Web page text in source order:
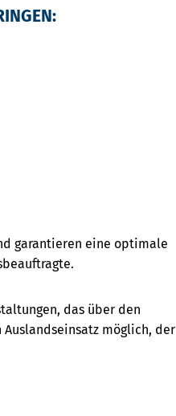
garantieren eine optimale
das über den
möglich, der